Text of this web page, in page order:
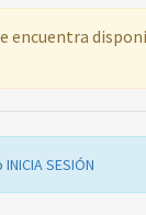
encuentra
INICIA SESIÓN